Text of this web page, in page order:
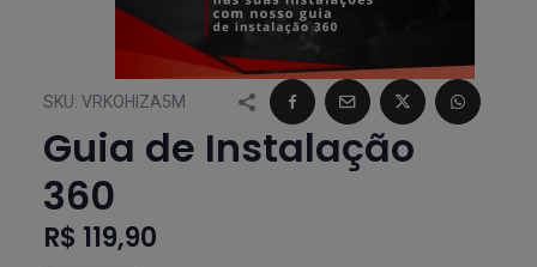
SKU: VRKOHIZA5M
Guia de Instalação
360
R$ 119,90